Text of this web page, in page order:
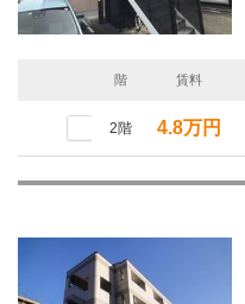
階 賃料
2階 4.8万円